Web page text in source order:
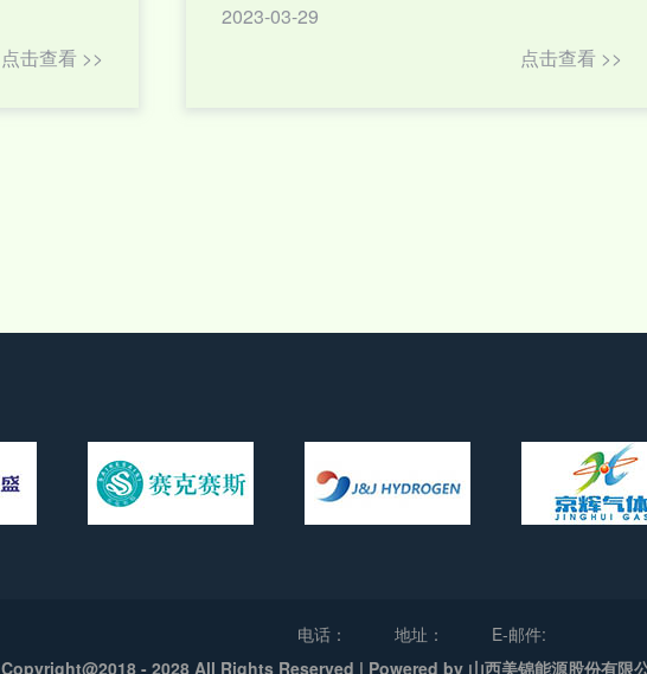
点击查看 >>
2023-03-29
点击查看 >>
电话： 地址：
E-邮件:
Copyright@2018 - 2028 All Rights Reserved | Powered by 山西美锦能源股份有限